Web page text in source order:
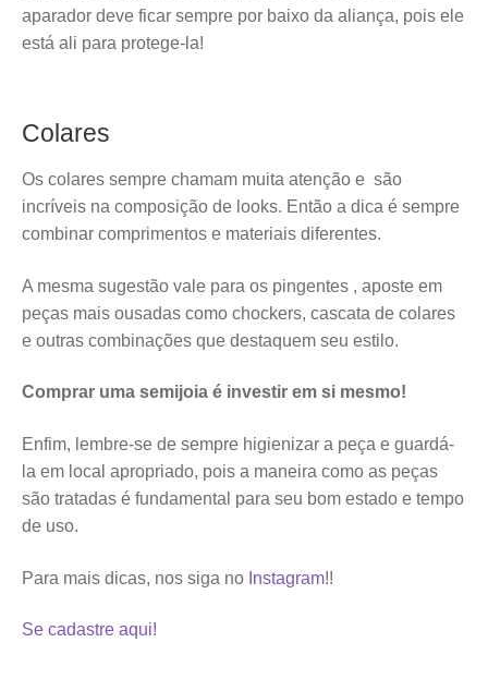
aparador deve ficar sempre por baixo da aliança, pois ele
está ali para protege-la!
Colares
Os colares sempre chamam muita atenção e são
incríveis na composição de looks. Então a dica é sempre
combinar comprimentos e materiais diferentes.
A mesma sugestão vale para os pingentes , aposte em
peças mais ousadas como chockers, cascata de colares
e outras combinações que destaquem seu estilo.
Comprar uma semijoia é investir em si mesmo!
Enfim, lembre-se de sempre higienizar a peça e guardá-
la em local apropriado, pois a maneira como as peças
são tratadas é fundamental para seu bom estado e tempo
de uso.
Para mais dicas, nos siga no Instagram!!
Se cadastre aqui!